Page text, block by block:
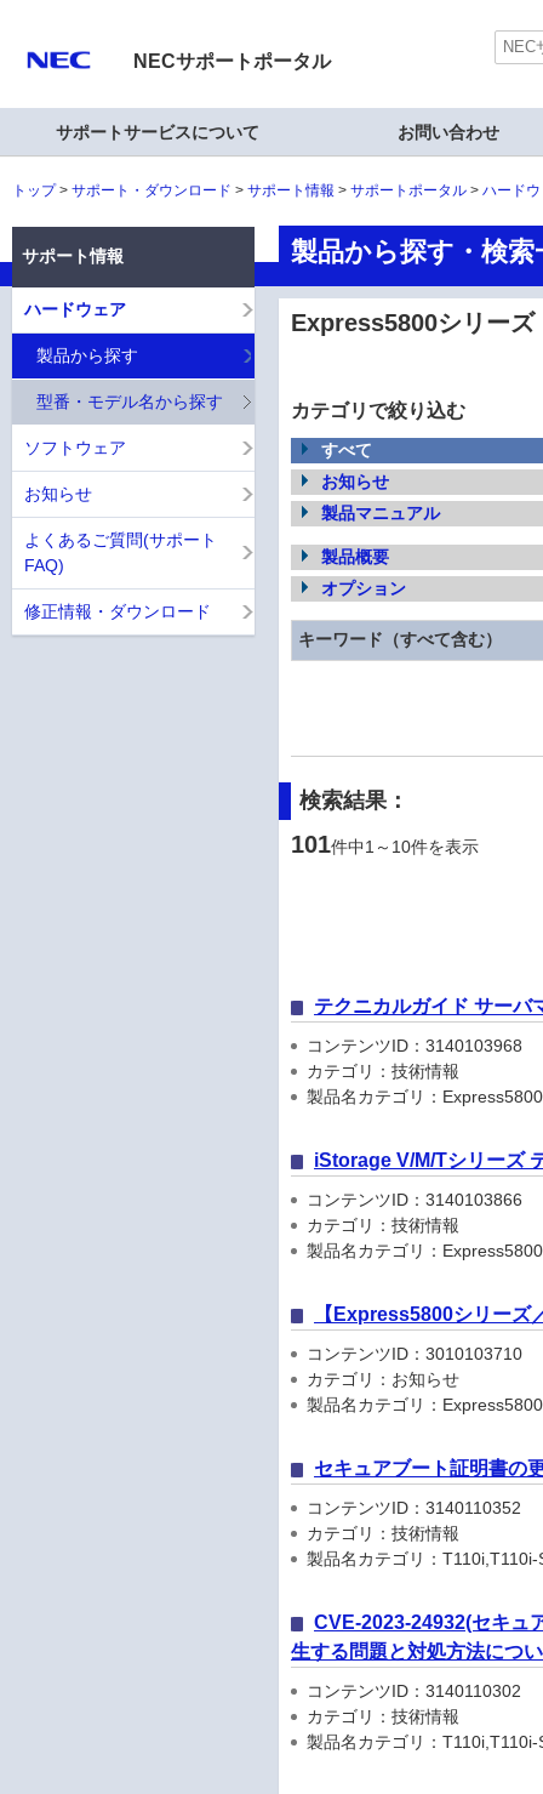
NECサポートポータル
サポートサービスについて お問い合わせ
トップ サポート・ダウンロード サポート情報 サポートポータル ハード
製品から探す・検
Express5800シリー
カテゴリで絞り込む
すべて
お知らせ
製品マニュアル
製品概要
オプション
キーワード（すべて含む）
検索結果：
101件中1～10件を表示
テクニカルガイド サーバ
コンテンツID：3140103968
カテゴリ：技術情報
製品名カテゴリ：
iStorage V/M/Tシリーズ
コンテンツID：3140103866
カテゴリ：技術情報
製品名カテゴリ：
【Express5800シリー
コンテンツID：3010103710
カテゴリ：お知らせ
製品名カテゴリ：
セキュアブート証明書の
コンテンツID：3140110352
カテゴリ：技術情報
製品名カテゴリ：
CVE-2023-24932(セキュ
生する問題と対処方法につ
コンテンツID：3140110302
カテゴリ：技術情報
製品名カテゴリ：
サポート情報
ハードウェア
製品から探す
型番・モデル名から探す
ソフトウェア
お知らせ
よくあるご質問(サポート
FAQ)
修正情報・ダウンロード